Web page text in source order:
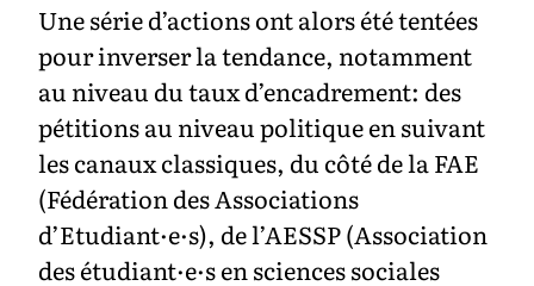
Une série d’actions ont alors été tentées
pour inverser la tendance, notamment
au niveau du taux d’encadrement: des
pétitions au niveau politique en suivant
les canaux classiques, du côté de la FAE
(Fédération des Associations
d’Etudiant·e·s), de l’AESSP (Association
des étudiant·e·s en sciences sociales